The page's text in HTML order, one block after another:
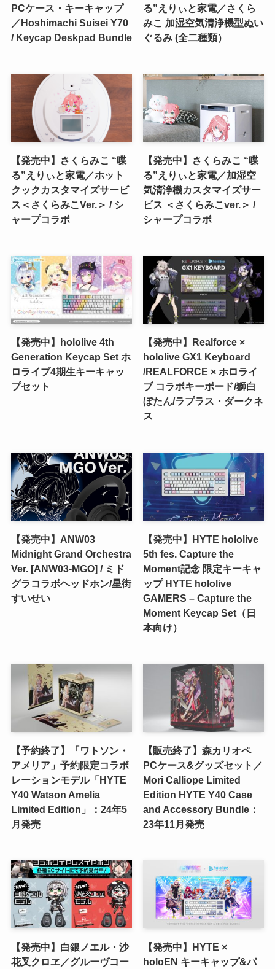
PCケース・キーキャップ
／Hoshimachi Suisei Y70
/ Keycap Deskpad Bundle
る”えりぃと家電／さくら
みこ 加湿空気清浄機型ぬい
ぐるみ (全二種類）
【発売中】さくらみこ “喋
る”えりぃと家電／ホット
クックカスタマイズサービ
ス＜さくらみこVer.＞ / シ
ャープコラボ
【発売中】さくらみこ “喋
る”えりぃと家電／加湿空
気清浄機カスタマイズサー
ビス ＜さくらみこver.＞ /
シャープコラボ
【発売中】hololive 4th
Generation Keycap Set ホ
ロライブ4期生キーキャッ
プセット
【発売中】Realforce ×
hololive GX1 Keyboard
/REALFORCE × ホロライ
ブ コラボキーボード/獅白
ぼたん/ラプラス・ダークネ
ス
【発売中】ANW03
Midnight Grand Orchestra
Ver. [ANW03-MGO] / ミド
グラコラボヘッドホン/星街
すいせい
【発売中】HYTE hololive
5th fes. Capture the
Moment記念 限定キーキャ
ップ HYTE hololive
GAMERS – Capture the
Moment Keycap Set（日
本向け）
【予約終了】「ワトソン・
アメリア」予約限定コラボ
レーションモデル「HYTE
Y40 Watson Amelia
Limited Edition」：24年5
月発売
【販売終了】森カリオペ
PCケース&グッズセット／
Mori Calliope Limited
Edition HYTE Y40 Case
and Accessory Bundle：
23年11月発売
【発売中】白銀ノエル・沙
花叉クロヱ／グルーヴコー
【発売中】HYTE ×
holoEN キーキャップ&パ